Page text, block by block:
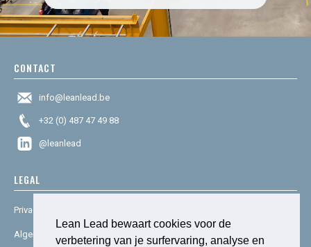
Lean Lead bewaart cookies voor de
verbetering van je surfervaring, analyse en
CONTACT
info@leanlead.be
+32 (0) 487 47 49 88
@leanlead
LEGAL
Privacy & cookies
Algemene voorwaarden